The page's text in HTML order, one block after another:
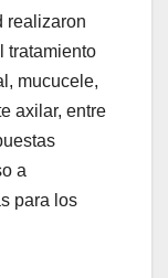
realizaron
tratamiento
mucucele,
axilar, entre
a
para los